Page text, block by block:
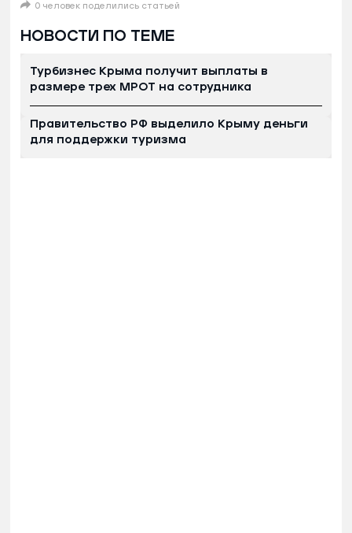
0 человек поделились статьей
НОВОСТИ ПО ТЕМЕ
Турбизнес Крыма получит выплаты в
размере трех МРОТ на сотрудника
Правительство РФ выделило Крыму деньги
для поддержки туризма